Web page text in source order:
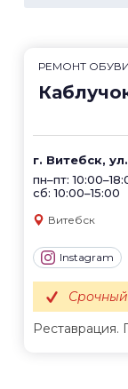
РЕМОНТ ОБУВИ
г. Витебск,
пн–пт:
сб: 10:00–15:00
Витебск
Instagram
Реставрация.
Срочный